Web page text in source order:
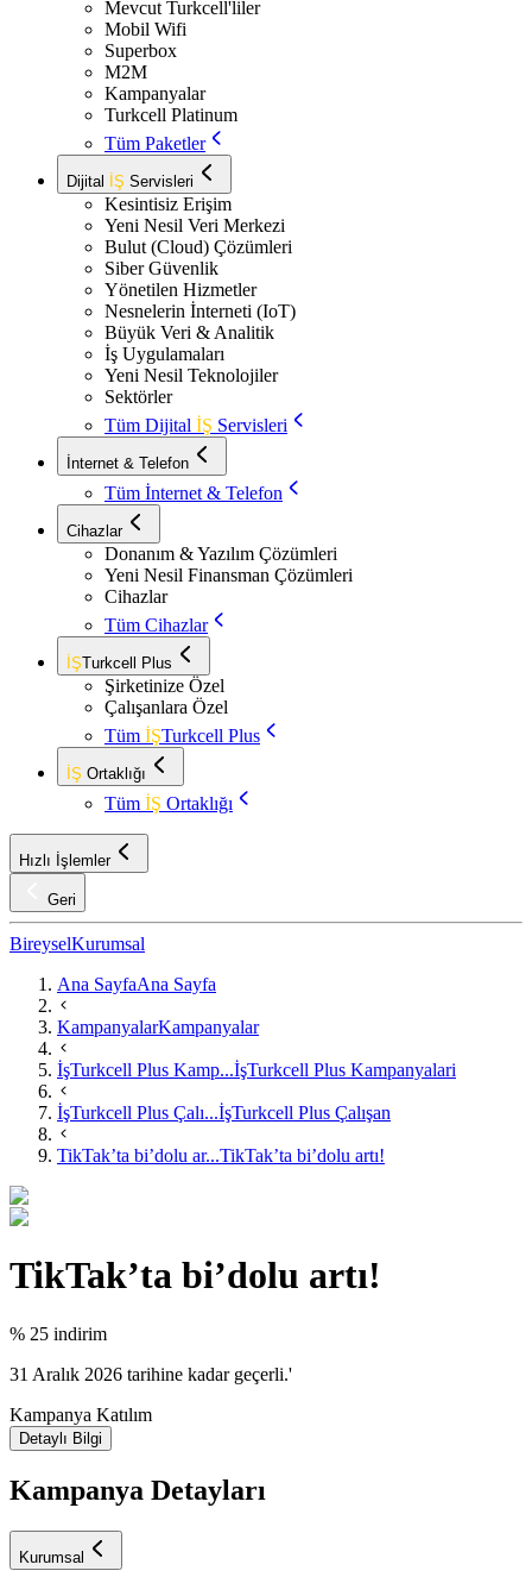
Mevcut Turkcell'liler
Mobil Wifi
Superbox
M2M
Kampanyalar
Turkcell Platinum
Tüm Paketler
Dijital İŞ Servisleri
Kesintisiz Erişim
Yeni Nesil Veri Merkezi
Bulut (Cloud) Çözümleri
Siber Güvenlik
Yönetilen Hizmetler
Nesnelerin İnterneti (IoT)
Büyük Veri & Analitik
İş Uygulamaları
Yeni Nesil Teknolojiler
Sektörler
Tüm Dijital İŞ Servisleri
İnternet & Telefon
Tüm İnternet & Telefon
Cihazlar
Donanım & Yazılım Çözümleri
Yeni Nesil Finansman Çözümleri
Cihazlar
Tüm Cihazlar
İŞTurkcell Plus
Şirketinize Özel
Çalışanlara Özel
Tüm İŞTurkcell Plus
İŞ Ortaklığı
Tüm İŞ Ortaklığı
Hızlı İşlemler
Geri
BireyselKurumsal
Ana SayfaAna Sayfa
KampanyalarKampanyalar
İşTurkcell Plus Kamp...İşTurkcell Plus Kampanyalari
İşTurkcell Plus Çalı...İşTurkcell Plus Çalışan
TikTak’ta bi’dolu ar...TikTak’ta bi’dolu artı!
TikTak’ta bi’dolu artı!
% 25 indirim
31 Aralık 2026 tarihine kadar geçerli.'
Kampanya Katılım
Detaylı Bilgi
Kampanya Detayları
Kurumsal